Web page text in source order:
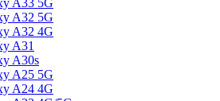
A33 5G
A32 5G
A32 4G
A31
A30s
A25 5G
A24 4G